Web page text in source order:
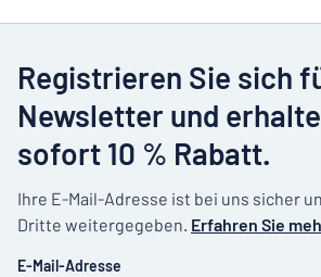
Registrieren Sie sich
Newsletter und
sofort 10 % Rabatt.
Ihre E-Mail-Adresse ist bei uns sicher
Dritte weitergegeben. Erfahren Sie
E-Mail-Adresse